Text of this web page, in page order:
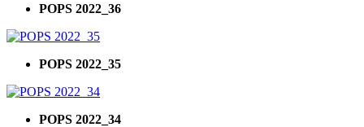
POPS 2022_36
POPS 2022_35
POPS 2022_34